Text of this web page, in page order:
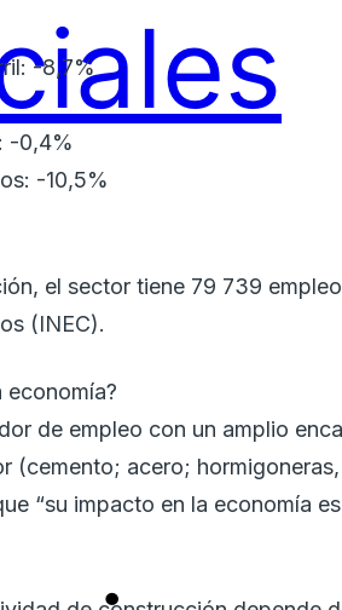
-8,7%
-0,4%
-10,5%
el sector tiene 79 739
(INEC).
economía?
de empleo con un amplio
(cemento; acero;
“su impacto en la economía